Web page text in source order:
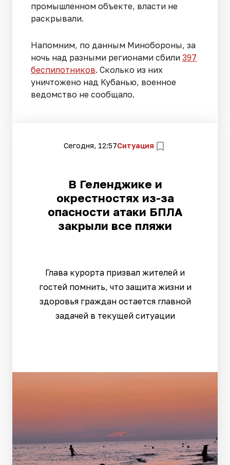
промышленном объекте, власти не
раскрывали.
Напомним, по данным Минобороны, за
ночь над разными регионами сбили 397
беспилотников. Сколько из них
уничтожено над Кубанью, военное
ведомство не сообщало.
Сегодня, 12:57Ситуация
В Геленджике и
окрестностях из-за
опасности атаки БПЛА
закрыли все пляжи
Глава курорта призвал жителей и
гостей помнить, что защита жизни и
здоровья граждан остается главной
задачей в текущей ситуации